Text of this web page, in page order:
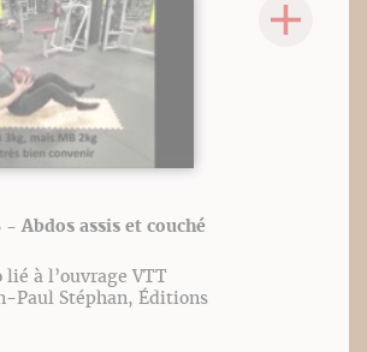
Abdos assis et couché
lié à l’ouvrage VTT
Paul Stéphan, Éditions